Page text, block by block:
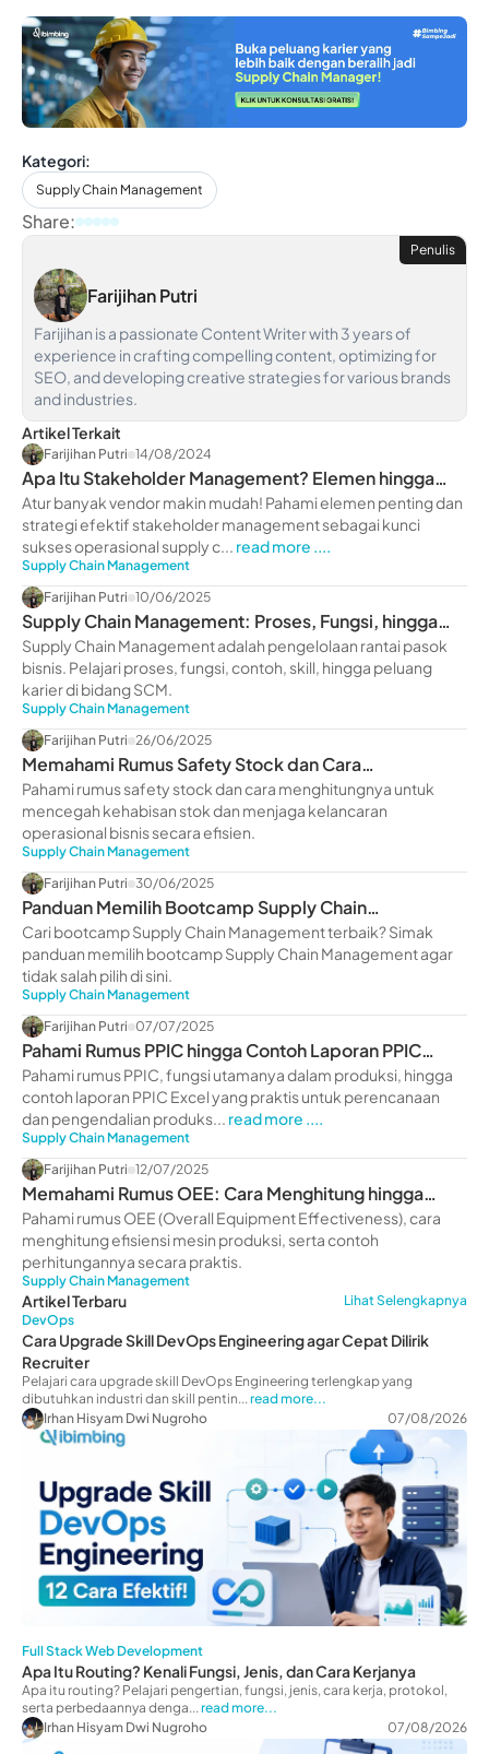
Kategori:
Supply Chain Management
Share:
Penulis
Farijihan Putri
Farijihan is a passionate Content Writer with 3 years of
experience in crafting compelling content, optimizing for
SEO, and developing creative strategies for various brands
and industries.
Artikel Terkait
Farijihan Putri 14/08/2024
Apa Itu Stakeholder Management? Elemen hingga
Strategi Efektif
Atur banyak vendor makin mudah! Pahami elemen penting dan
strategi efektif stakeholder management sebagai kunci
sukses operasional supply c... read more ....
Supply Chain Management
Farijihan Putri 10/06/2025
Supply Chain Management: Proses, Fungsi, hingga
Contohnya
Supply Chain Management adalah pengelolaan rantai pasok
bisnis. Pelajari proses, fungsi, contoh, skill, hingga peluang
karier di bidang SCM.
Supply Chain Management
Farijihan Putri 26/06/2025
Memahami Rumus Safety Stock dan Cara
Menghitungnya
Pahami rumus safety stock dan cara menghitungnya untuk
mencegah kehabisan stok dan menjaga kelancaran
operasional bisnis secara efisien.
Supply Chain Management
Farijihan Putri 30/06/2025
Panduan Memilih Bootcamp Supply Chain
Management Terbaik 2025
Cari bootcamp Supply Chain Management terbaik? Simak
panduan memilih bootcamp Supply Chain Management agar
tidak salah pilih di sini.
Supply Chain Management
Farijihan Putri 07/07/2025
Pahami Rumus PPIC hingga Contoh Laporan PPIC
Excel
Pahami rumus PPIC, fungsi utamanya dalam produksi, hingga
contoh laporan PPIC Excel yang praktis untuk perencanaan
dan pengendalian produks... read more ....
Supply Chain Management
Farijihan Putri 12/07/2025
Memahami Rumus OEE: Cara Menghitung hingga
Contohnya
Pahami rumus OEE (Overall Equipment Effectiveness), cara
menghitung efisiensi mesin produksi, serta contoh
perhitungannya secara praktis.
Supply Chain Management
Artikel Terbaru
Lihat Selengkapnya
DevOps
Cara Upgrade Skill DevOps Engineering agar Cepat Dilirik
Recruiter
Pelajari cara upgrade skill DevOps Engineering terlengkap yang
dibutuhkan industri dan skill pentin...read more...
Irhan Hisyam Dwi Nugroho
07/08/2026
Full Stack Web Development
Apa Itu Routing? Kenali Fungsi, Jenis, dan Cara Kerjanya
Apa itu routing? Pelajari pengertian, fungsi, jenis, cara kerja, protokol,
serta perbedaannya denga...read more...
Irhan Hisyam Dwi Nugroho
07/08/2026